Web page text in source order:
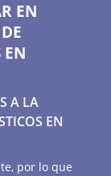
EN
EN
A LA
EN
por lo que